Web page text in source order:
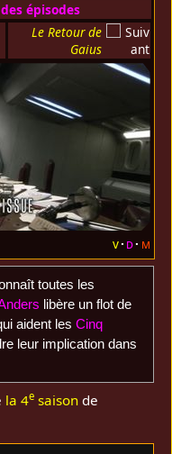
épisodes
Le Retour de
Gaius
v d m
toutes les
libère un flot de
aident les Cinq
leur implication dans
la 4e saison de